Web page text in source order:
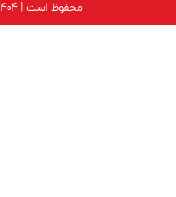
محفوظ است | 1404 – 1395 ©